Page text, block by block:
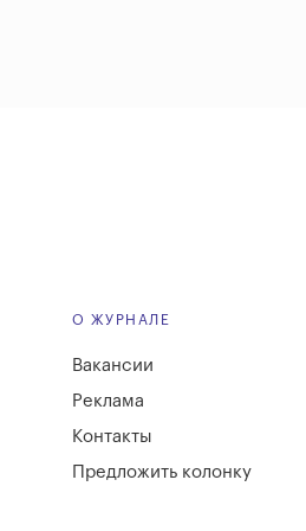
О ЖУРНАЛЕ
Вакансии
Реклама
Контакты
Предложить колонку